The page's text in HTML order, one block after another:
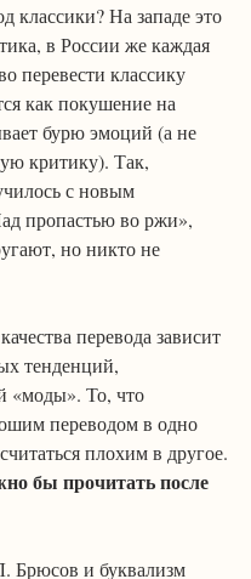
классики? На западе это
в России же каждая
перевести классику
как покушение на
бурю эмоций (а не
критику). Так,
с новым
пропастью во ржи»,
но никто не
тенденций,
«моды». То, что
переводом в одно
плохим в другое.
Брюсов и буквализм